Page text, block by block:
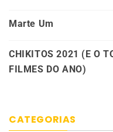
Marte Um
CHIKITOS 2021 (E O
FILMES DO ANO)
CATEGORIAS